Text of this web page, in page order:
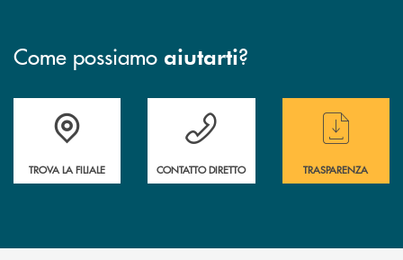
Come possiamo aiutarti?
Accedi all' elenco completo delle filiali
TROVA LA FILIALE
Hai bisogno di assistenza immediata ?
CONTATTO DIRETTO
Hai bisogno di
TRASPARENZA